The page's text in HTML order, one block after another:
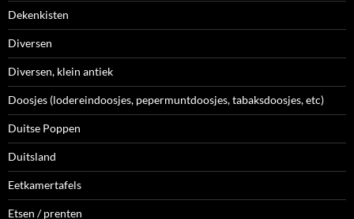
Dekenkisten
Diversen
Diversen, klein antiek
Doosjes (lodereindoosjes, pepermuntdoosjes, tabaksdoosjes, etc)
Duitse Poppen
Duitsland
Eetkamertafels
Etsen / prenten